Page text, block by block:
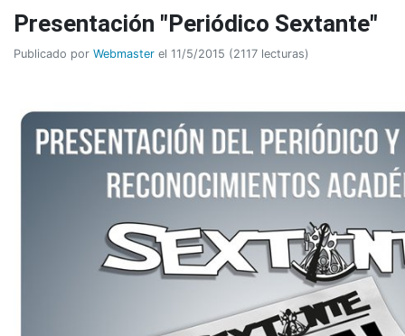
Presentación "Periódico Sextante"
Publicado por Webmaster el 11/5/2015 (2117 lecturas)